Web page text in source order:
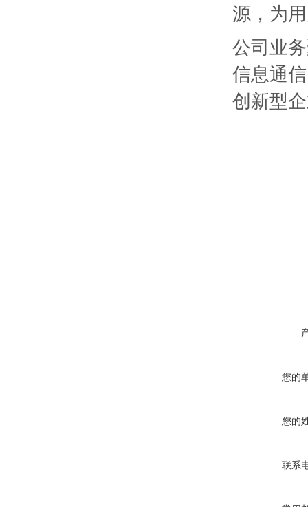
源，为
公司业
信息通
创新型
您的
您的
联系